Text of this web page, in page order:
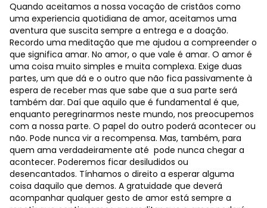
Quando aceitamos a nossa vocação de cristãos como
uma experiencia quotidiana de amor, aceitamos uma
aventura que suscita sempre a entrega e a doação.
Recordo uma meditação que me ajudou a compreender o
que significa amar. No amor, o que vale é amar. O amor é
uma coisa muito simples e muita complexa. Exige duas
partes, um que dá e o outro que não fica passivamente à
espera de receber mas que sabe que a sua parte será
também dar. Daí que aquilo que é fundamental é que,
enquanto peregrinarmos neste mundo, nos preocupemos
com a nossa parte. O papel do outro poderá acontecer ou
não. Pode nunca vir a recompensa. Mas, também, para
quem ama verdadeiramente até pode nunca chegar a
acontecer. Poderemos ficar desiludidos ou
desencantados. Tínhamos o direito a esperar alguma
coisa daquilo que demos. A gratuidade que deverá
acompanhar qualquer gesto de amor está sempre a